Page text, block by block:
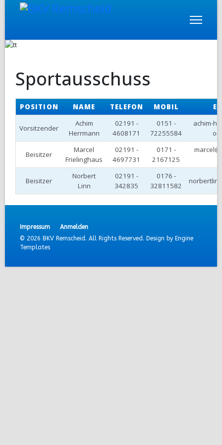
Sportausschuss
POSITION NAME TELEFON MOBIL
Vorsitzender
Achim
Herrmann
02191 -
4608171
0151 -
72255584
achim-
Beisitzer
Marcel
Frielinghaus
02191 -
4697731
0171 -
2167125
Beisitzer
Norbert
Linn
02191 -
342835
0176 -
32811582
Impressum
Anmelden
© 2026 BKV Remscheid. All Rights Reserved. Design by Engine
Templates